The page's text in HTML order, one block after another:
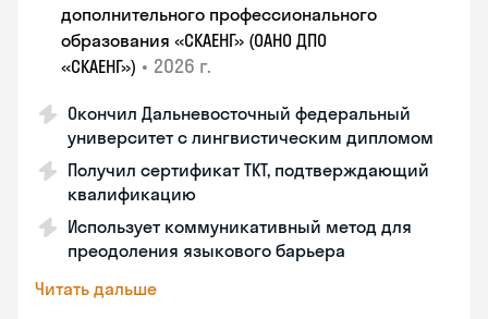
дополнительного профессионального
образования «СКАЕНГ» (ОАНО ДПО
«СКАЕНГ») • 2026 г.
Окончил Дальневосточный федеральный
университет с лингвистическим дипломом
Получил сертификат TKT, подтверждающий
квалификацию
Использует коммуникативный метод для
преодоления языкового барьера
Читать дальше